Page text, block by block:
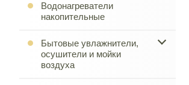
Водонагреватели
накопительные
Бытовые увлажнители,
осушители и мойки
воздуха